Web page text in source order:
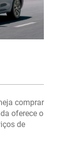
comprar
oferece o
de